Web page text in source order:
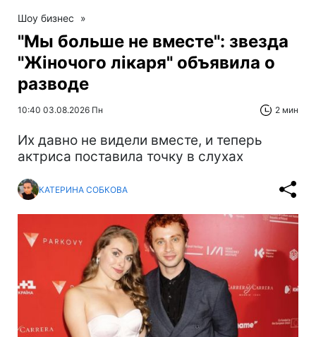
Шоу бизнес »
"Мы больше не вместе": звезда
"Жіночого лікаря" объявила о
разводе
10:40 03.08.2026 Пн 2 мин
Их давно не видели вместе, и теперь
актриса поставила точку в слухах
КАТЕРИНА СОБКОВА